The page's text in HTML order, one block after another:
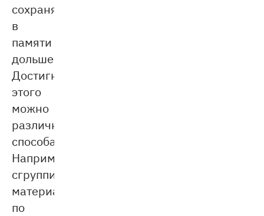
сохраняется
в
памяти
дольше.
Достигнуть
этого
можно
различными
способами.
Например,
сгруппировать
материал
по